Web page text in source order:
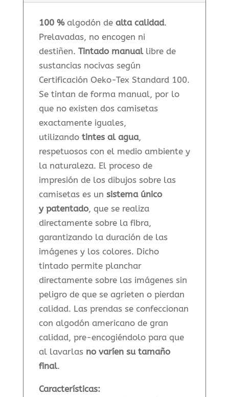
100 %algodón de alta calidad.
Prelavadas, no encogen ni
destiñen. Tintado manuallibre de
sustancias nocivas según
Certificación Oeko-Tex Standard 100.
Se tintan de forma manual, por lo
que no existen dos camisetas
exactamente iguales,
utilizando tintes al agua,
respetuosos con el medio ambiente y
la naturaleza. El proceso de
impresión de los dibujos sobre las
camisetas es un sistemaúnico
y patentado, que se realiza
directamente sobre la fibra,
garantizando la duración de las
imágenes y los colores. Dicho
tintado permite planchar
directamente sobre las imágenes sin
peligro de que se agrieten o pierdan
calidad. Las prendas se confeccionan
con algodón americano de gran
calidad, pre-encogiéndolo para que
al lavarlas no varíen su tamaño
final.
Características: